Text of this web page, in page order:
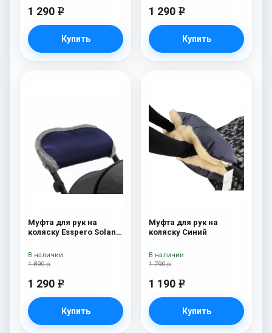
1 290 e
Купить
1 290 e
Купить
Муфта для рук на
коляску Esspero Solana
Deep Ocean
1 890 р
1 290 e
Купить
В наличии
Муфта для рук на
коляску Синий
1 790 р
1 190 e
Купить
В наличии